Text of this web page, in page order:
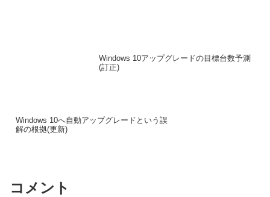
Windows 10アップグレードの目標台数予測
(訂正)
Windows 10へ自動アップグレードという誤
解の根拠(更新)
コメント